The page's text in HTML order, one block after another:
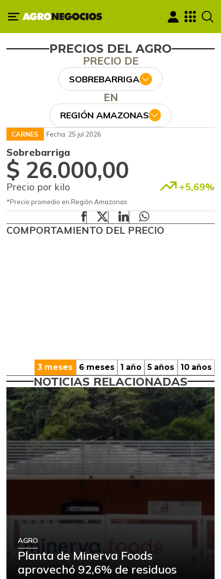
PRECIOS DEL AGRO
PRECIO DE
SOBREBARRIGA
EN
REGIÓN AMAZONAS
CARNES Fecha: 25 jul 2026
Sobrebarriga
$ 26.000,00
Precio por kilo +5,69%
*Precio promedio en Región Amazonas
COMPORTAMIENTO DEL PRECIO
3 meses 6 meses 1 año 5 años 10 años
NOTICIAS RELACIONADAS
AGRO
Planta de Minerva Foods
aprovechó 92,6% de residuos